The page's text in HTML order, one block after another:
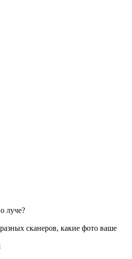
луче?
сканеров, какие фото ваше